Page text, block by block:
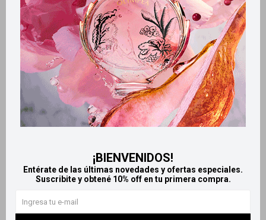
¡BIENVENIDOS!
Entérate de las últimas novedades y ofertas especiales.
Suscribite y obtené 10% off en tu primera compra.
Retiros gratuitos en tiendas
Productos que te pueden interesar